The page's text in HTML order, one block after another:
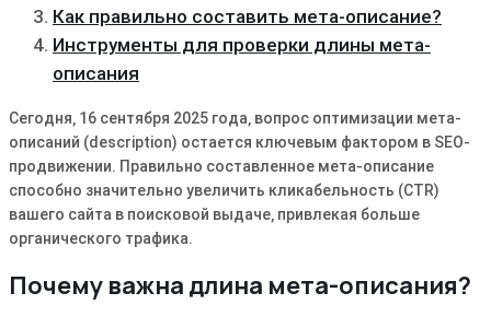
Как правильно составить мета-описание?
Инструменты для проверки длины мета-
описания
Сегодня‚ 16 сентября 2025 года‚ вопрос оптимизации мета-
описаний (description) остается ключевым фактором в SEO-
продвижении. Правильно составленное мета-описание
способно значительно увеличить кликабельность (CTR)
вашего сайта в поисковой выдаче‚ привлекая больше
органического трафика.
Почему важна длина мета-описания?